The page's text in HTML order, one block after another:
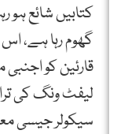
کتابیں شائع
گھوم رہا ہے،
قارئین کو
لیفٹ ونگ کی
سیکولر جیسی